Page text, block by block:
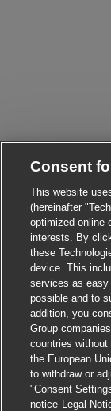
Consent
This website
(hereinafter
optimized online
interests. By
these
device. This
services as
possible and to
addition, you
Group
countries
the European
to withdraw or
"Consent
notice Legal
Are you
I'm interested